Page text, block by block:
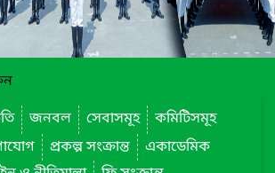
জনবল সেবাসমূহ
কমিটিসমূহ
প্রকল্প সংক্রান্ত
একাডেমিক